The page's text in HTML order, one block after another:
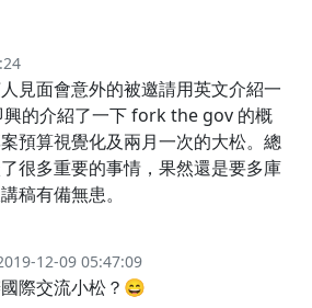
見面會意外的被邀請用英文介紹一
興的介紹了一下 fork the gov 的概
預算視覺化及兩月一次的大松。總
很多重要的事情，果然還是要多庫
稿有備無患。
12-09 05:47:09
際交流小松？😄